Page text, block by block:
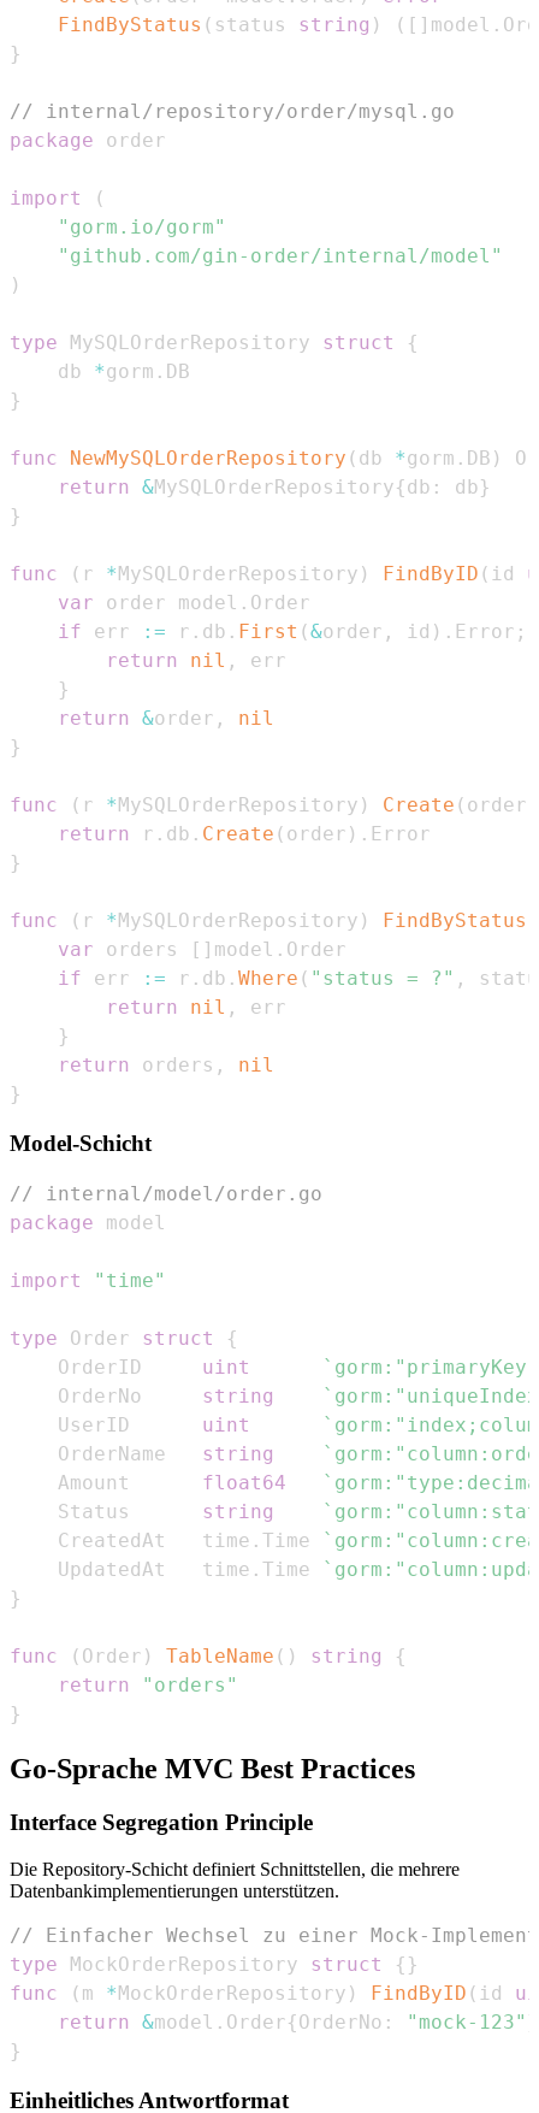
FindByStatus ( status string ) ( [ ] model .
}
// internal/repository/order/mysql.go
package
import
(
"gorm.io/gorm"
"github.com/gin-order/internal/model"
)
type MySQLOrderRepository struct
{
    db
*gorm .
}
func NewMySQLOrderRepository ( db *gorm . DB )
return
&MySQLOrderRepository{db : db}
}
func ( r *MySQLOrderRepository ) FindByID ( id
var order model .
if err := r . db . First (&order , id ) . Error ;
return
nil ,
}
return
&order ,
nil
}
func ( r *MySQLOrderRepository ) Create ( order
return
r . db . Create ( order ) .
}
func ( r *MySQLOrderRepository ) FindByStatus
var orders [ ] model .
if err := r . db . Where ( "status = ?" ,
return
nil ,
}
return
orders ,
nil
}
Model-Schicht
// internal/model/order.go
package
import "time"
type Order struct
{
    OrderID
uint
    OrderNo
string
    UserID
uint
    OrderName
string
    Amount
float64
    Status
string
    CreatedAt   time
. Time
    UpdatedAt   time
. Time
}
func ( Order ) TableName ( ) string
{
return
"orders"
}
Go-Sprache MVC Best Practices
Interface Segregation Principle
Die Repository-Schicht definiert Schnittstellen, die mehrere
Datenbankimplementierungen unterstützen.
// Einfacher Wechsel zu einer Mock-
type MockOrderRepository struct { }
func
( m *MockOrderRepository ) FindByID ( id
return
&model . Order{OrderNo : "mock-123"
}
Einheitliches Antwortformat